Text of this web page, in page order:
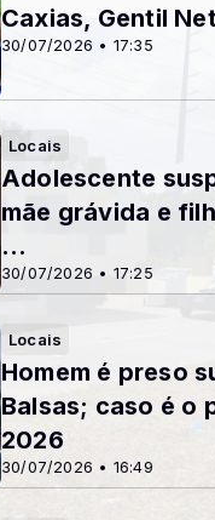
30/07/2026 • 17:35
Caxias, Gentil
Locais
30/07/2026 • 17:25
Adolescente
mãe grávida e
...
Locais
30/07/2026 • 16:49
Homem é preso
Balsas; caso é o
2026